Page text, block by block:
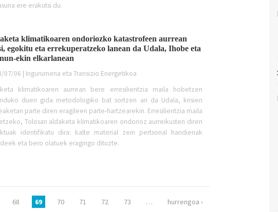
ere erakutsi du.
klimatikoaren ondoriozko katastrofeen aurrean
egokitu eta errekuperatzeko lanean da Udala, Ihobe eta
ekin elkarlanean
07/06 | Ingurumena eta Transizio Energetikoa
klimatikoaren aurrean bere erresilientzia maila hobetzen
duen gida metodologiko bat sortzen ari da Udala, krisien
parte diren eragileen parte-hartzearekin. Erresilientzia maila
Tolosan aldaketa klimatikoaren ondorioz aurreikusten diren
identifikatu dira: kalte material zein pertsonal handienak
eta bero olatuek eragingo dituzte.
68 69 70 71 72 73 …
hurrengoa ›